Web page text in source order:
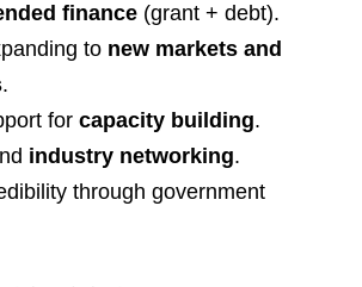
finance (grant + debt).
to new markets and
.
for capacity building.
industry networking.
through government